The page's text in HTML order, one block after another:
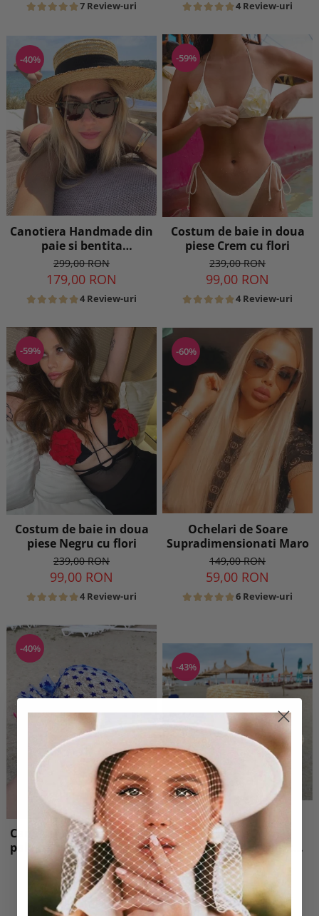
7 Review-uri 4 Review-uri
-40%
Canotiera Handmade din
paie si bentita
detasabila
299,00 RON
179,00 RON
4 Review-uri
-59%
Costum de baie in doua
piese Crem cu flori
239,00 RON
99,00 RON
4 Review-uri
-59%
Costum de baie in doua
piese Negru cu flori
239,00 RON
99,00 RON
4 Review-uri
-60%
Ochelari de Soare
Supradimensionati Maro
149,00 RON
59,00 RON
6 Review-uri
-40%
Canotiera Handmade din
paie cu bentita si voaleta
cu Stele Albastre
299,00 RON
179,00 RON
1 Review
-43%
Palarie de Soare
Handmade din paie cu
Bor Lat si bentita
detasabila
399,00 RON
229,00 RON
5 Review-uri